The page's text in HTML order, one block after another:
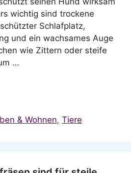
wichtig sind trockene
Schlafplatz,
und ein wachsames Auge
wie Zittern oder steife
…
& Wohnen,Tiere